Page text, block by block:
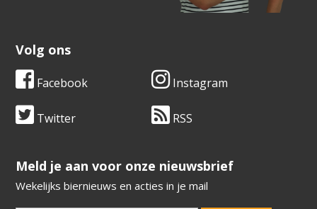
Volg ons
Facebook Instagram
Twitter RSS
​​​​​​​Meld je aan voor onze nieuwsbrief
Wekelijks biernieuws en acties in je mail